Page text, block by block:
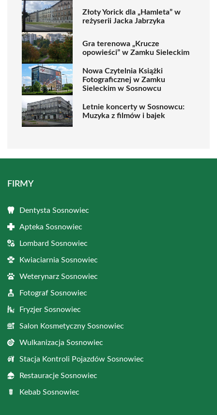
Złoty Yorick dla „Hamleta” w
reżyserii Jacka Jabrzyka
Gra terenowa „Krucze
opowieści” w Zamku Sieleckim
Nowa Czytelnia Książki
Fotograficznej w Zamku
Sieleckim w Sosnowcu
Letnie koncerty w Sosnowcu:
Muzyka z filmów i bajek
FIRMY
Dentysta Sosnowiec
Apteka Sosnowiec
Lombard Sosnowiec
Kwiaciarnia Sosnowiec
Weterynarz Sosnowiec
Fotograf Sosnowiec
Fryzjer Sosnowiec
Salon Kosmetyczny Sosnowiec
Wulkanizacja Sosnowiec
Stacja Kontroli Pojazdów Sosnowiec
Restauracje Sosnowiec
Kebab Sosnowiec